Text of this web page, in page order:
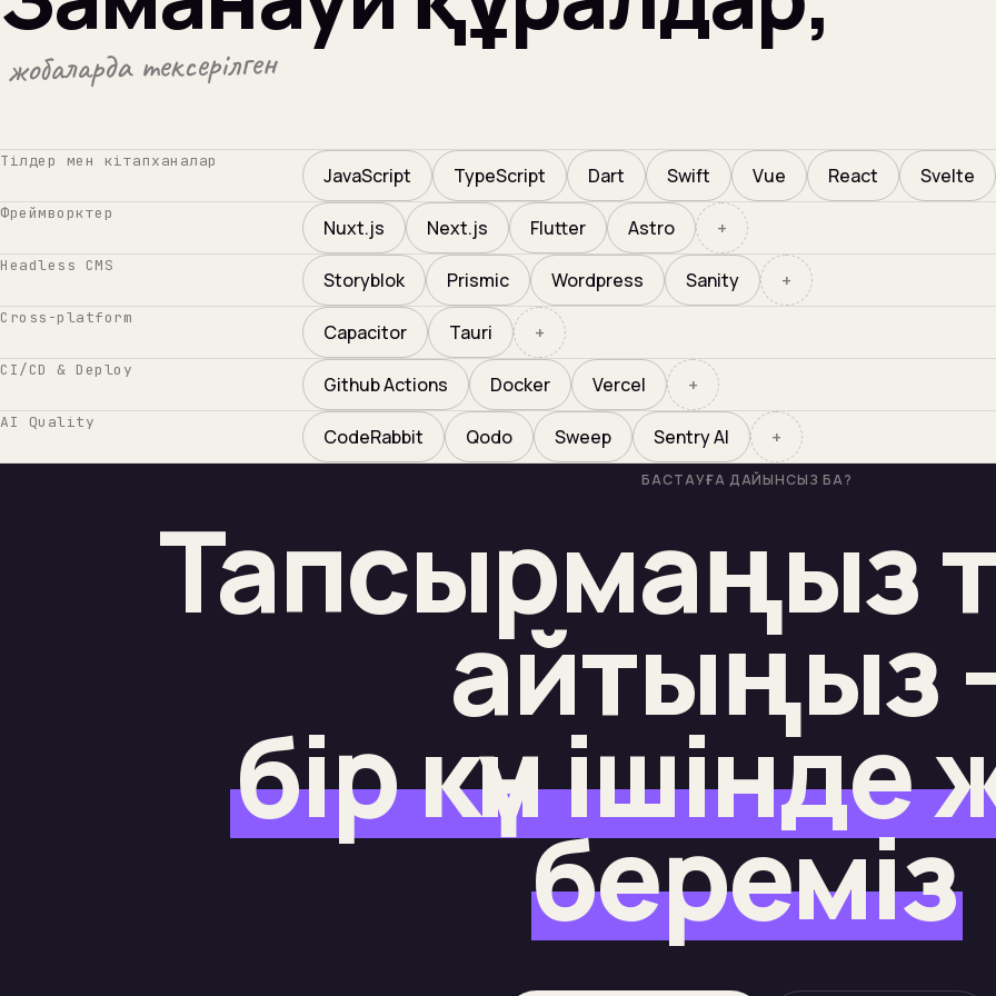
жобаларда тексерілген
Тілдер мен кітапханалар
JavaScript TypeScript Dart Swift Vue React Svelte
Фреймворктер
Nuxt.js Next.js Flutter Astro +
Headless CMS
Storyblok Prismic Wordpress Sanity +
Cross-platform
Capacitor Tauri +
CI/CD & Deploy
Github Actions Docker Vercel +
AI Quality
CodeRabbit Qodo Sweep Sentry AI +
БАСТАУҒА ДАЙЫНСЫЗ БА?
Тапсырмаңыз
айтыңыз
бір күн ішінде
береміз